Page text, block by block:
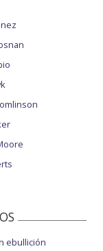
ebullición